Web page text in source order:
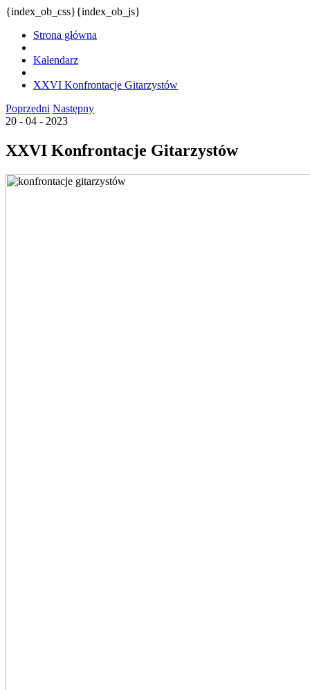
{index_ob_css}{index_ob_js}
Strona główna
Kalendarz
XXVI Konfrontacje Gitarzystów
Poprzedni Następny
20 - 04 - 2023
XXVI Konfrontacje Gitarzystów